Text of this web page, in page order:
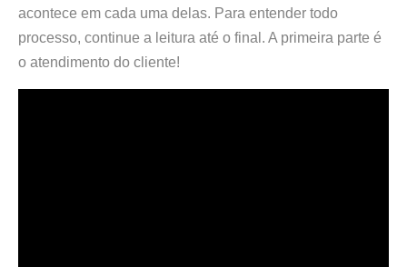
acontece em cada uma delas. Para entender todo
processo, continue a leitura até o final. A primeira parte é
o atendimento do cliente!